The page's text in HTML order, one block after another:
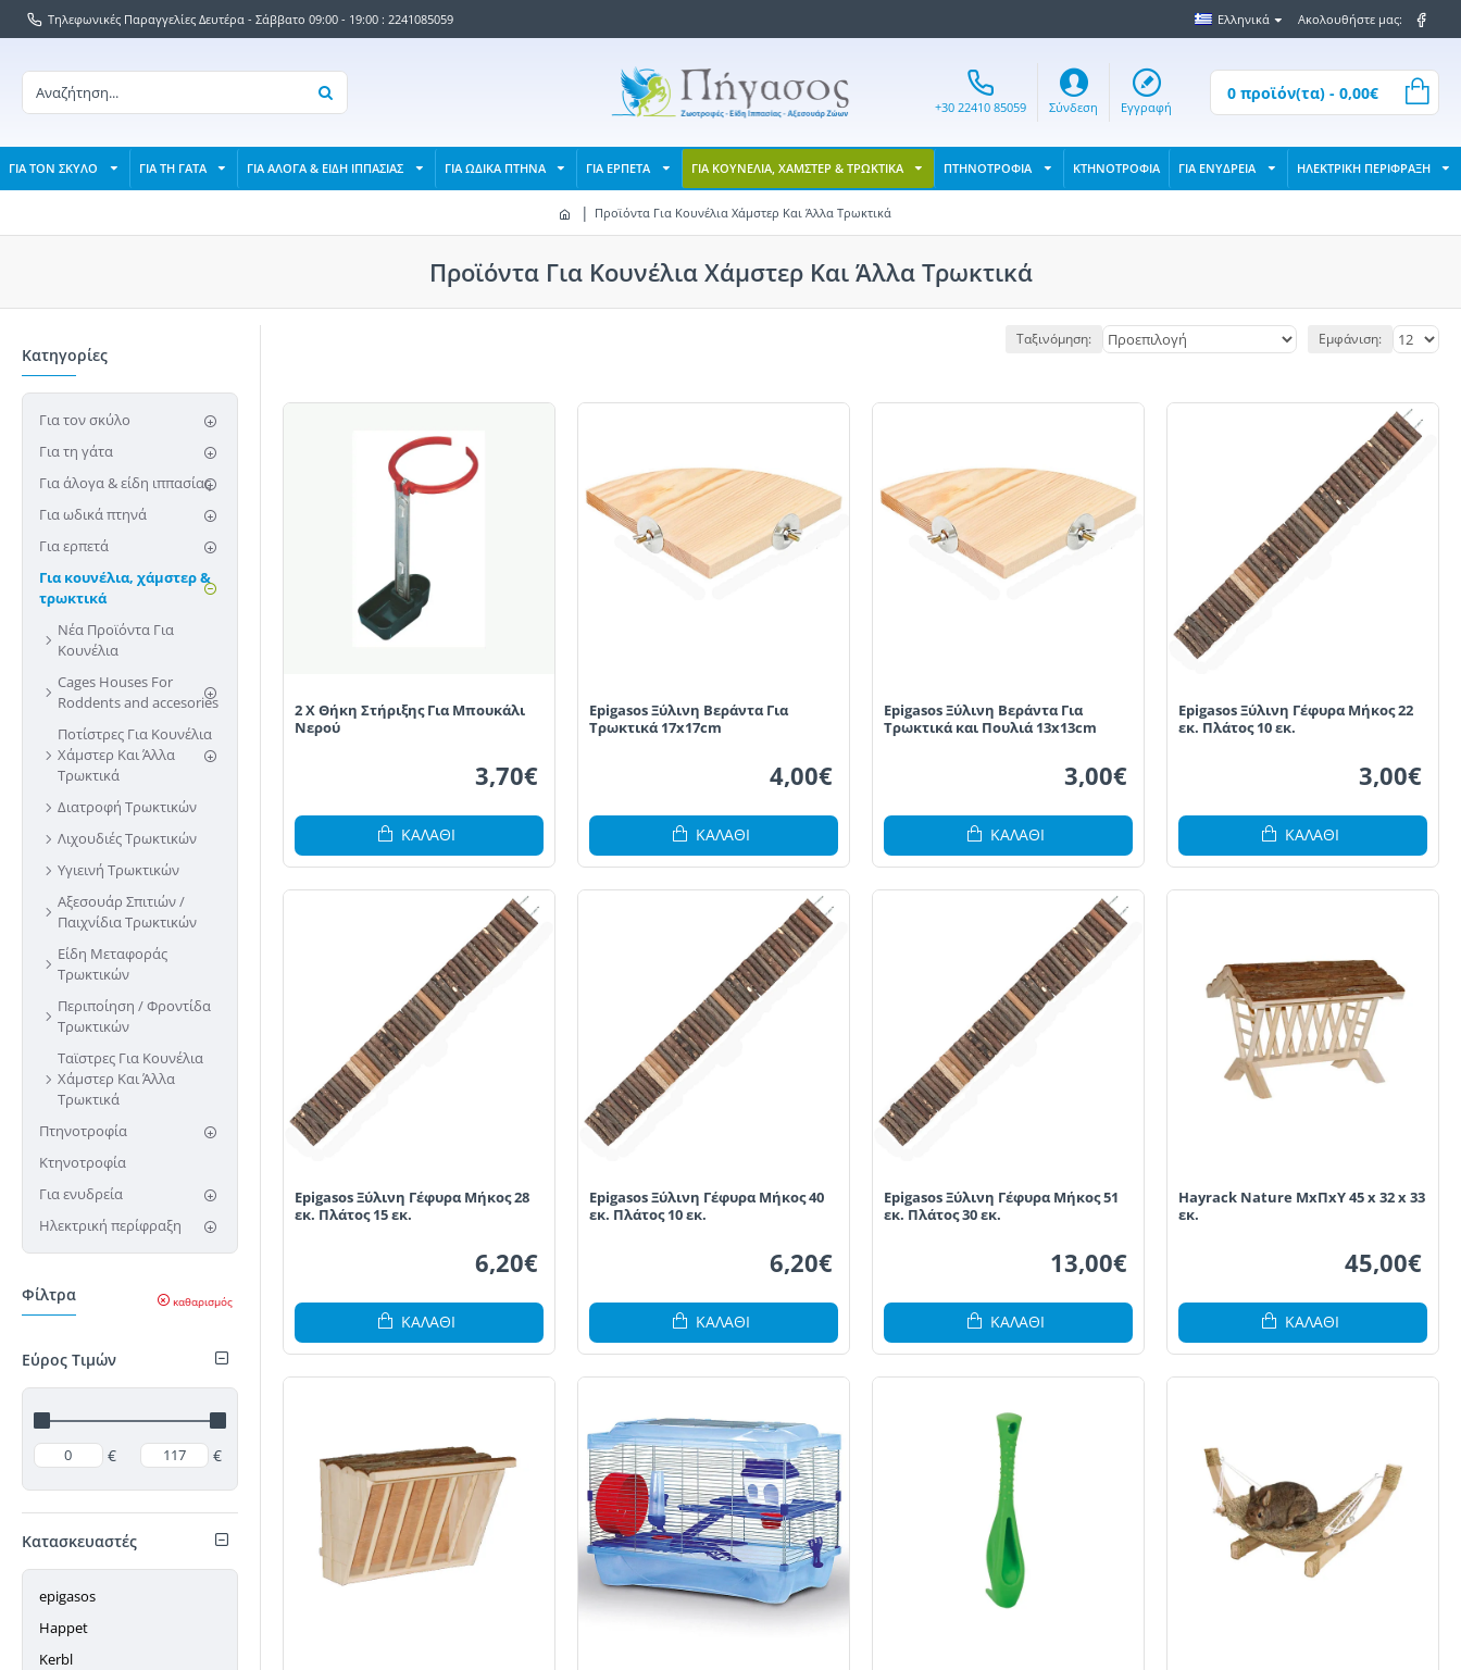
Τηλεφωνικές Παραγγελίες Δευτέρα - Σάββατο 09:00 - 19:00 : 2241085059 Ελληνικά Ακολουθήστε μας:
+30 22410 85059 Σύνδεση Εγγραφή
0 προϊόν(τα) - 0,00€
ΓΙΑ ΤΟΝ ΣΚΥΛΟ ΓΙΑ ΤΗ ΓΑΤΑ ΓΙΑ ΑΛΟΓΑ & ΕΙΔΗ ΙΠΠΑΣΙΑΣ ΓΙΑ ΩΔΙΚΑ ΠΤΗΝΑ ΓΙΑ ΕΡΠΕΤΑ ΓΙΑ ΚΟΥΝΕΛΙΑ, ΧΑΜΣΤΕΡ & ΤΡΩΚΤΙΚΑ ΠΤΗΝΟΤΡΟΦΙΑ ΚΤΗΝΟΤΡΟΦΙΑ ΓΙΑ ΕΝΥΔΡΕΙΑ ΗΛΕΚΤΡΙΚΗ ΠΕΡΙΦΡΑΞΗ
Προϊόντα Για Κουνέλια Χάμστερ Και Άλλα Τρωκτικά
Προϊόντα Για Κουνέλια Χάμστερ Και Άλλα Τρωκτικά
Κατηγορίες
Για τον σκύλο
Για τη γάτα
Για άλογα & είδη ιππασίας
Για ωδικά πτηνά
Για ερπετά
Για κουνέλια, χάμστερ &
τρωκτικά
Νέα Προϊόντα Για
Κουνέλια
Cages Houses For
Roddents and accesories
Ποτίστρες Για Κουνέλια
Χάμστερ Kαι Άλλα
Τρωκτικά
Διατροφή Τρωκτικών
Λιχουδιές Τρωκτικών
Υγιεινή Τρωκτικών
Αξεσουάρ Σπιτιών /
Παιχνίδια Τρωκτικών
Είδη Μεταφοράς
Τρωκτικών
Περιποίηση / Φροντίδα
Τρωκτικών
Ταϊστρες Για Κουνέλια
Χάμστερ Και Άλλα
Τρωκτικά
Πτηνοτροφία
Κτηνοτροφία
Για ενυδρεία
Ηλεκτρική περίφραξη
Φίλτρα καθαρισμός
Εύρος Τιμών
€ €
Κατασκευαστές
epigasos
Happet
Kerbl
Ταξινόμηση: Εμφάνιση:
2 X Θήκη Στήριξης Για Μπουκάλι
Νερού
3,70€
ΚΑΛΆΘΙ
Epigasos Ξύλινη Βεράντα Για
Τρωκτικά 17x17cm
4,00€
ΚΑΛΆΘΙ
Epigasos Ξύλινη Βεράντα Για
Τρωκτικά και Πουλιά 13x13cm
3,00€
ΚΑΛΆΘΙ
Epigasos Ξύλινη Γέφυρα Μήκος 22
εκ. Πλάτος 10 εκ.
3,00€
ΚΑΛΆΘΙ
Epigasos Ξύλινη Γέφυρα Μήκος 28
εκ. Πλάτος 15 εκ.
6,20€
ΚΑΛΆΘΙ
Epigasos Ξύλινη Γέφυρα Μήκος 40
εκ. Πλάτος 10 εκ.
6,20€
ΚΑΛΆΘΙ
Epigasos Ξύλινη Γέφυρα Μήκος 51
εκ. Πλάτος 30 εκ.
13,00€
ΚΑΛΆΘΙ
Hayrack Nature ΜxΠxΥ 45 x 32 x 33
εκ.
45,00€
ΚΑΛΆΘΙ